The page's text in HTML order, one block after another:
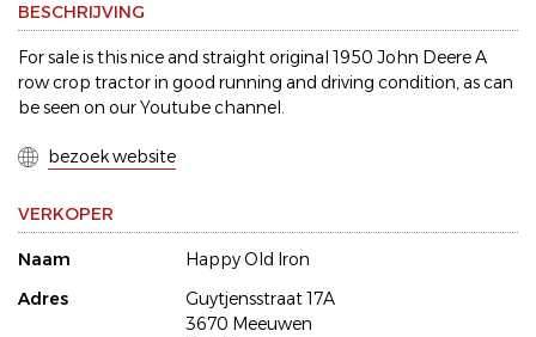
BESCHRIJVING
For sale is this nice and straight original 1950 John Deere A
row crop tractor in good running and driving condition, as can
be seen on our Youtube channel.
bezoek website
VERKOPER
Naam
Happy Old Iron
Adres
Guytjensstraat 17A
3670 Meeuwen